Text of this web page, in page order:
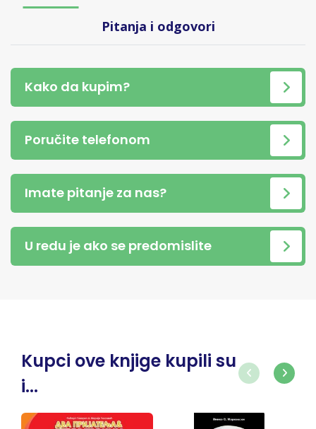
Pitanja i odgovori
Kako da kupim?
Poručite telefonom
Imate pitanje za nas?
U redu je ako se predomislite
Kupci ove knjige kupili su
i...